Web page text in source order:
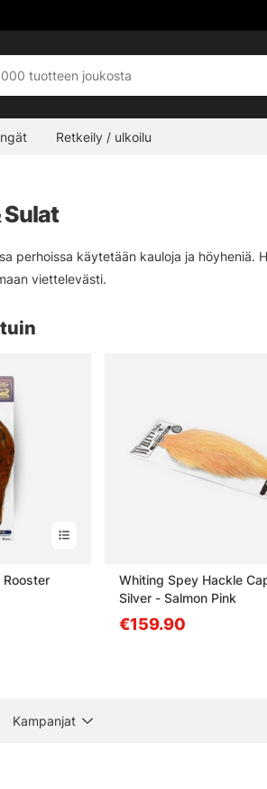
Retkeily / ulkoilu
Sulat
perhoissa käytetään kauloja ja
viettelevästi.
Whiting Spey Hackle
Silver - Salmon Pink
€159.90
Kampanjat